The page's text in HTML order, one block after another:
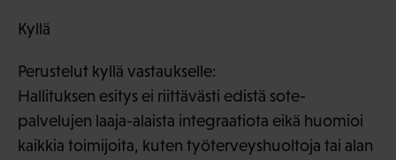
Kyllä
Perustelut kyllä vastaukselle:
Hallituksen esitys ei riittävästi edistä sote-
palvelujen laaja-alaista integraatiota eikä huomioi
kaikkia toimijoita, kuten työterveyshuoltoja tai alan